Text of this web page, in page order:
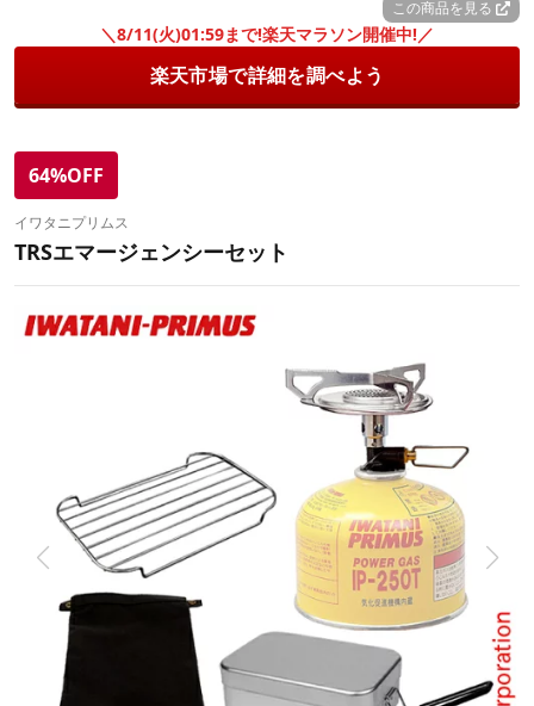
この商品を見る
＼8/11(火)01:59まで!楽天マラソン開催中!／
楽天市場で詳細を調べよう
64%OFF
イワタニプリムス
TRSエマージェンシーセット